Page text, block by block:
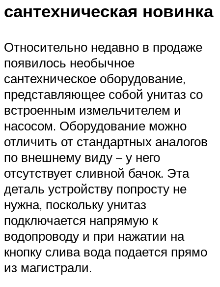
сантехническая новинка
Относительно недавно в продаже
появилось необычное
сантехническое оборудование,
представляющее собой унитаз со
встроенным измельчителем и
насосом. Оборудование можно
отличить от стандартных аналогов
по внешнему виду – у него
отсутствует сливной бачок. Эта
деталь устройству попросту не
нужна, поскольку унитаз
подключается напрямую к
водопроводу и при нажатии на
кнопку слива вода подается прямо
из магистрали.